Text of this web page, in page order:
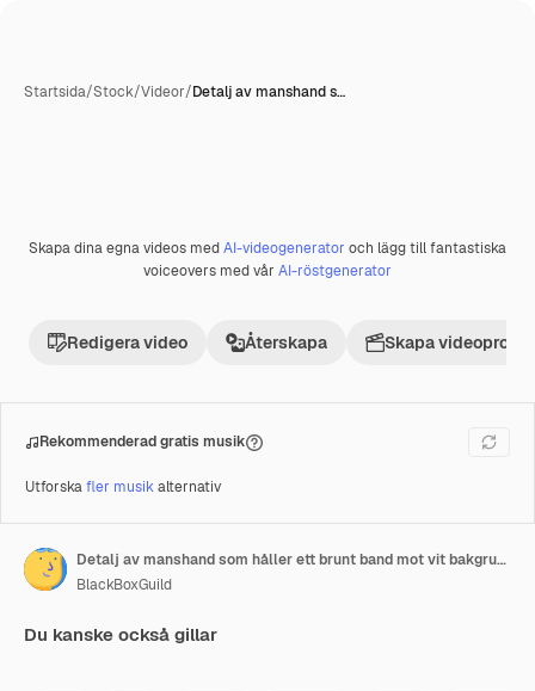
Startsida/Stock/Videor/Detalj av manshand s…
Premie
Skapa dina egna videos medAI-videogenerator och lägg till fantastiska
voiceovers med vår AI-röstgenerator
Redigera video Återskapa Skapa
Rekommenderad gratis musik
Utforskafler musikalternativ
Detalj av manshand som håller ett brunt band mot vit bakgrund
BlackBoxGuild
Du kanske också gillar